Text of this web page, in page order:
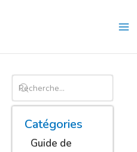
Catégories
Guide de